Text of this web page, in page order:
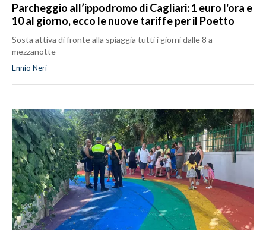
Parcheggio all’ippodromo di Cagliari: 1 euro l'ora e
10 al giorno, ecco le nuove tariffe per il Poetto
Sosta attiva di fronte alla spiaggia tutti i giorni dalle 8 a
mezzanotte
Ennio Neri